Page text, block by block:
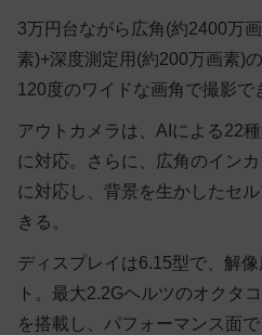
3万円台ながら広角(約2400万
素)+深度測定用(約200万画素)
120度のワイドな画角で撮影で
アウトカメラは、AIによる22
に対応。さらに、広角のイン
に対応し、背景を生かしたセ
きる。
ディスプレイは6.15型で、解
ト。最大2.2Gヘルツのオクタ
を搭載し、パフォーマンス面で